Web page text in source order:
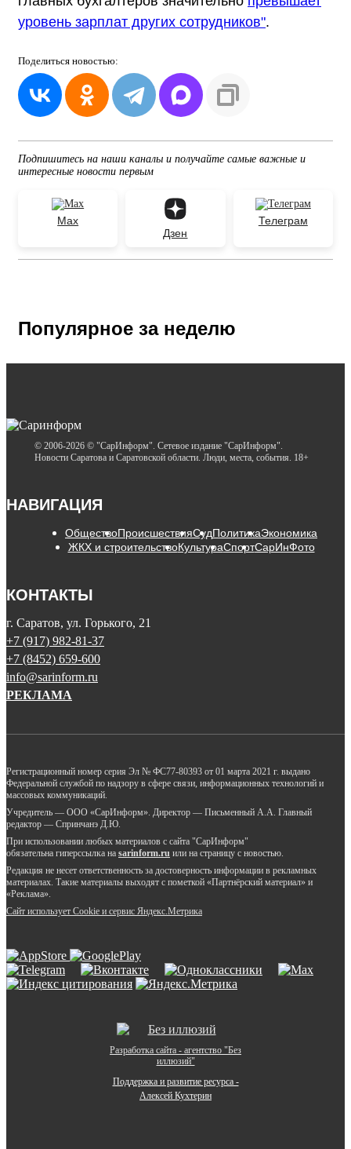
уровень зарплат других сотрудников".
Поделиться новостью:
Подпишитесь на наши каналы и получайте самые важные и
интересные новости первым
Max
Дзен
Телеграм
Популярное за неделю
© 2006-2026 © "СарИнформ". Сетевое издание "СарИнформ".
Новости Саратова и Саратовской области. Люди, места, события. 18+
НАВИГАЦИЯ
ОбществоПроисшествияСудПолитикаЭкономика
ЖКХ и строительствоКультураСпортСарИнФото
КОНТАКТЫ
г. Саратов, ул. Горького, 21
+7 (917) 982-81-37
+7 (8452) 659-600
info@sarinform.ru
РЕКЛАМА
Регистрационный номер серия Эл № ФС77-80393 от 01 марта 2021 г. выдано
Федеральной службой по надзору в сфере связи, информационных технологий и
массовых коммуникаций.
Учредитель — ООО «СарИнформ». Директор — Письменный А.А. Главный
редактор — Спринчанэ Д.Ю.
При использовании любых материалов с сайта "СарИнформ"
обязательна гиперссылка на sarinform.ru или на страницу с новостью.
Редакция не несет ответственность за достоверность информации в рекламных
материалах. Такие материалы выходят с пометкой «Партнёрский материал» и
«Реклама».
Сайт использует Cookie и сервиc Яндекс.Метрика
Разработка сайта - агентство "Без
иллюзий"
Поддержка и развитие ресурса -
Алексей Кухтерин